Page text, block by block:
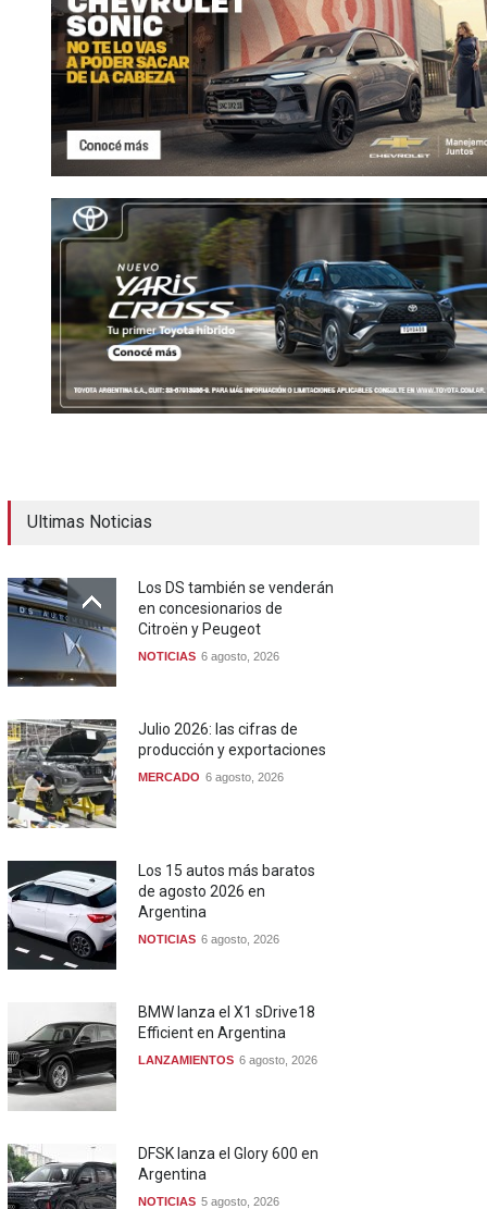
Ultimas Noticias
Los DS también se venderán
en concesionarios de
Citroën y Peugeot
NOTICIAS 6 agosto, 2026
Julio 2026: las cifras de
producción y exportaciones
MERCADO 6 agosto, 2026
Los 15 autos más baratos
de agosto 2026 en
Argentina
NOTICIAS 6 agosto, 2026
BMW lanza el X1 sDrive18
Efficient en Argentina
LANZAMIENTOS 6 agosto, 2026
DFSK lanza el Glory 600 en
Argentina
NOTICIAS 5 agosto, 2026